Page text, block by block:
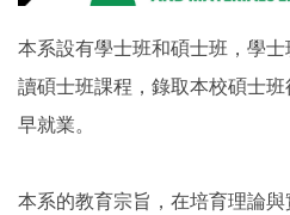
本系設有學士班和碩士班，學
讀碩士班課程，錄取本校碩士
早就業。
本系的教育宗旨，在培育理論